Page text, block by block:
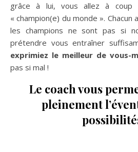
grâce à lui, vous allez à
« champion(e) du monde ».
les champions ne sont pas si
prétendre vous entraîner
exprimiez le meilleur de vous-
pas si mal !
Le coach vous
pleinement